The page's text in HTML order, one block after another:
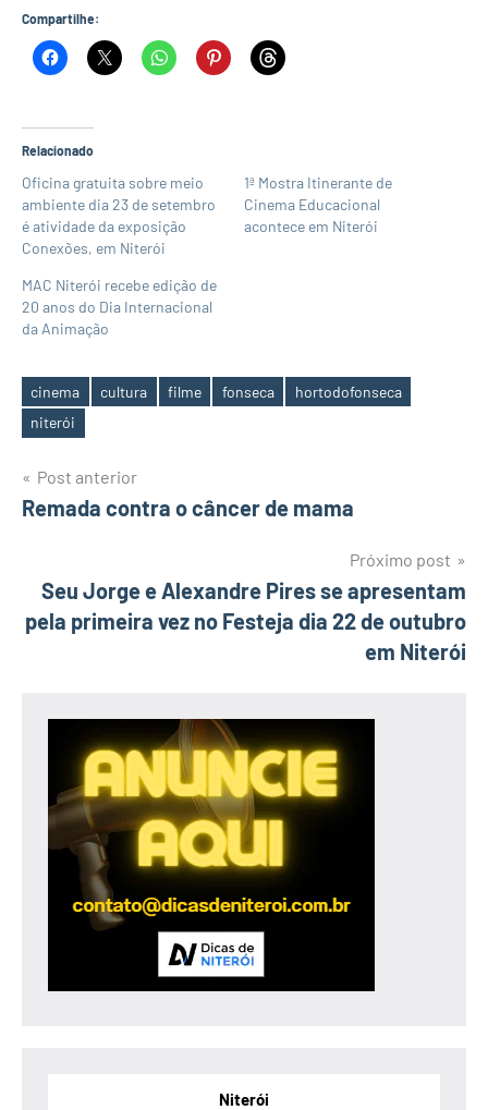
Compartilhe:
Relacionado
Oficina gratuita sobre meio
ambiente dia 23 de setembro
é atividade da exposição
Conexões, em Niterói
1ª Mostra Itinerante de
Cinema Educacional
acontece em Niterói
MAC Niterói recebe edição de
20 anos do Dia Internacional
da Animação
Tags
cinema cultura filme fonseca
hortodofonseca
niterói
Navegação
de
Post anterior
Remada contra o câncer de mama
Próximo post
Seu Jorge e Alexandre Pires se apresentam
pela primeira vez no Festeja dia 22 de outubro
em Niterói
Niterói